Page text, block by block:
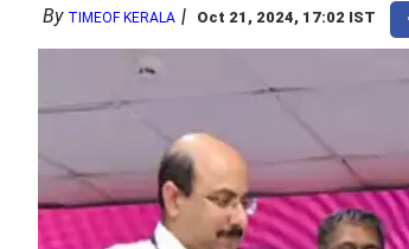
By TIMEOF KERALA Oct 21, 2024, 17:02 IST